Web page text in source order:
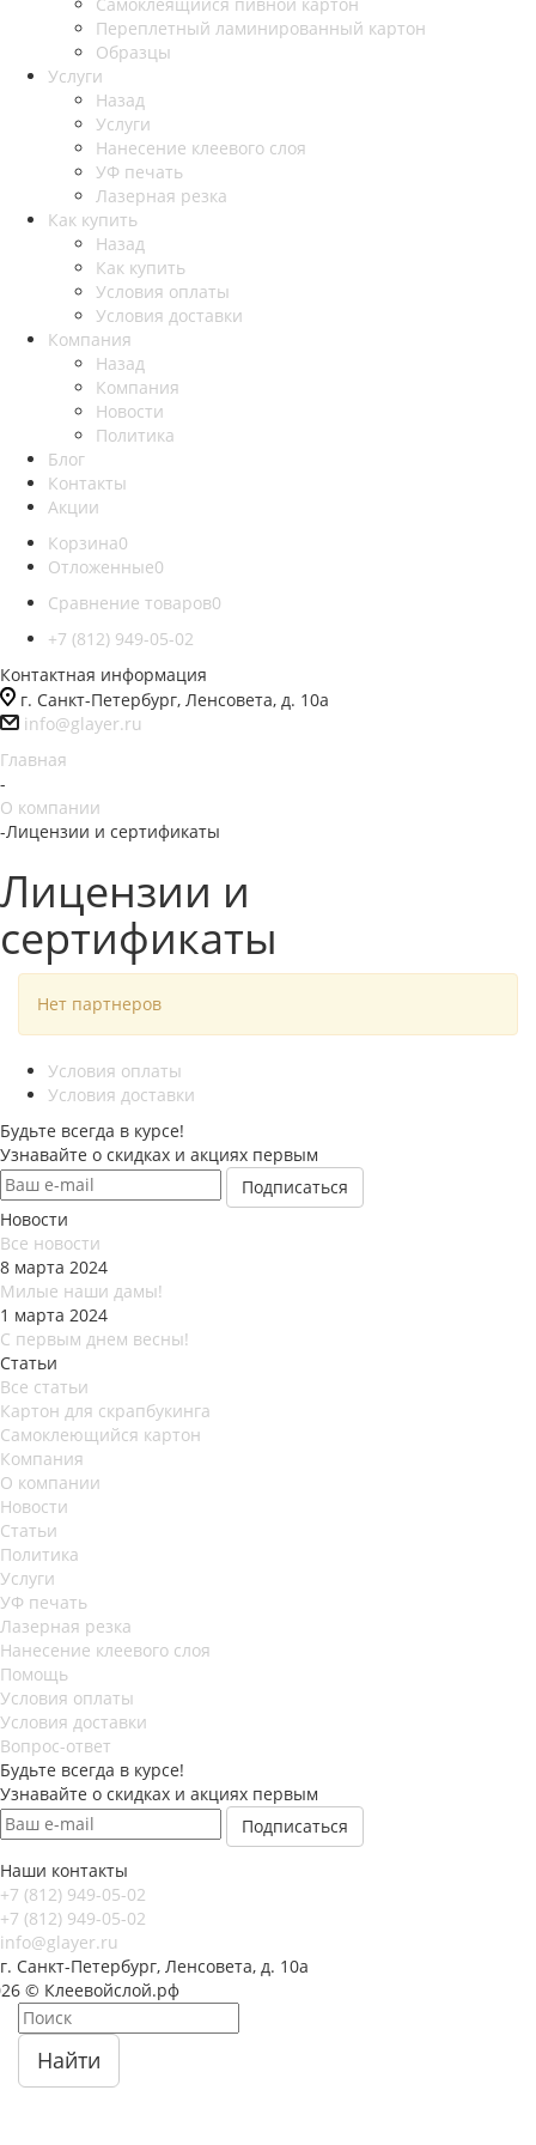
Переплетный ламинированный картон
Образцы
Услуги
Назад
Услуги
Нанесение клеевого слоя
УФ печать
Лазерная резка
Как купить
Назад
Как купить
Условия оплаты
Условия доставки
Компания
Назад
Компания
Новости
Политика
Блог
Контакты
Акции
Корзина0
Отложенные0
Сравнение товаров0
+7 (812) 949-05-02
Контактная информация
г. Санкт-Петербург, Ленсовета, д. 10а
info@glayer.ru
Главная
-
О компании
-Лицензии и сертификаты
Лицензии и
сертификаты
Нет партнеров
Условия оплаты
Условия доставки
Будьте всегда в курсе!
Узнавайте о скидках и акциях первым
Новости
Все новости
8 марта 2024
Милые наши дамы!
1 марта 2024
С первым днем весны!
Статьи
Все статьи
Картон для скрапбукинга
Самоклеющийся картон
Компания
О компании
Новости
Статьи
Политика
Услуги
УФ печать
Лазерная резка
Нанесение клеевого слоя
Помощь
Условия оплаты
Условия доставки
Вопрос-ответ
Будьте всегда в курсе!
Узнавайте о скидках и акциях первым
Наши контакты
+7 (812) 949-05-02
+7 (812) 949-05-02
info@glayer.ru
г. Санкт-Петербург, Ленсовета, д. 10а
© Клеевойслой.рф
Найти